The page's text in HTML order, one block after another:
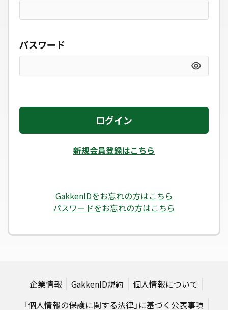
パスワード
ログイン
新規会員登録はこちら
GakkenIDをお忘れの方はこちら
パスワードをお忘れの方はこちら
企業情報 GakkenID規約
個人情報について
「個人情報の保護に関する法律」に基づく公表事項